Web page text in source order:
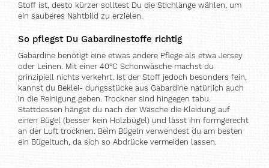
Stoff ist, desto kürzer solltest Du die Stichlänge wählen, um
ein sauberes Nahtbild zu erzielen.
So pflegst Du Gabardinestoffe richtig
Gabardine benötigt eine etwas andere Pflege als etwa Jersey
oder Leinen. Mit einer 40°C Schonwäsche machst du
prinzipiell nichts verkehrt. Ist der Stoff jedoch besonders fein,
kannst du Beklei- dungsstücke aus Gabardine natürlich auch
in die Reinigung geben. Trockner sind hingegen tabu.
Stattdessen hängst du nach der Wäsche die Kleidung auf
einen Bügel (besser kein Holzbügel) und lässt ihn formgerecht
an der Luft trocknen. Beim Bügeln verwendest du am besten
ein Bügeltuch, da sich so Abdrücke vermeiden lassen.